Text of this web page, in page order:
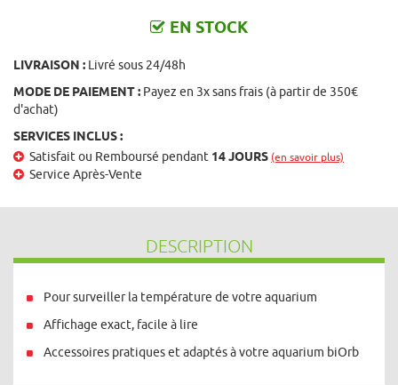
EN STOCK
LIVRAISON : Livré sous 24/48h
MODE DE PAIEMENT : Payez en 3x sans frais (à partir de 350€
d'achat)
SERVICES INCLUS :
Satisfait ou Remboursé pendant 14 JOURS (en savoir plus)
Service Après-Vente
DESCRIPTION
Pour surveiller la température de votre aquarium
Affichage exact, facile à lire
Accessoires pratiques et adaptés à votre aquarium biOrb